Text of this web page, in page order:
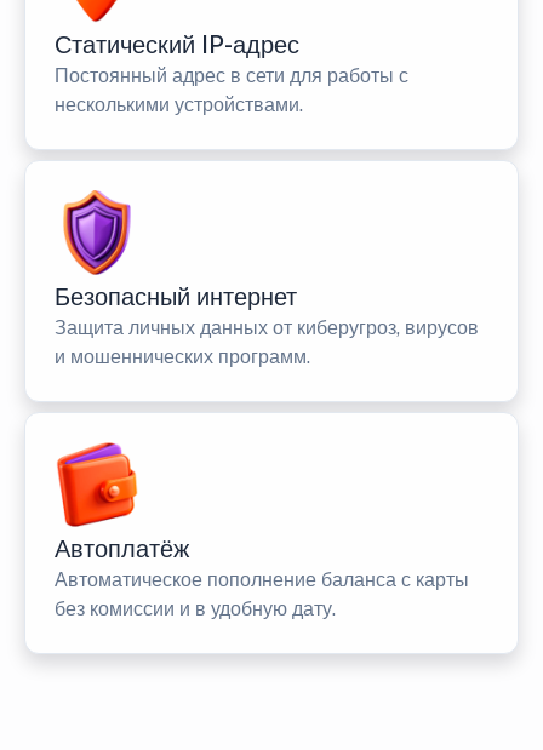
Статический IP-адрес
Постоянный адрес в сети для работы с
несколькими устройствами.
Безопасный интернет
Защита личных данных от киберугроз, вирусов
и мошеннических программ.
Автоплатёж
Автоматическое пополнение баланса с карты
без комиссии и в удобную дату.